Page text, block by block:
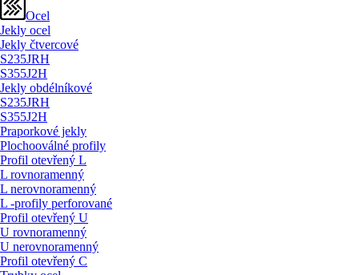
Ocel
Jekly ocel
Jekly čtvercové
S235JRH
S355J2H
Jekly obdélníkové
S235JRH
S355J2H
Praporkové jekly
Plochooválné profily
Profil otevřený L
L rovnoramenný
L nerovnoramenný
L -profily perforované
Profil otevřený U
U rovnoramenný
U nerovnoramenný
Profil otevřený C